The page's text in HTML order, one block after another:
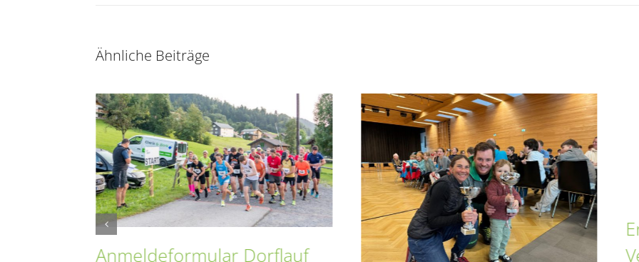
Ähnliche Beiträge
Anmeldeformular Dorflauf